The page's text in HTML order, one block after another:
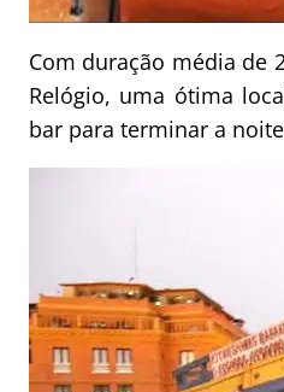
Com duração média de
Relógio, uma ótima
bar para terminar a